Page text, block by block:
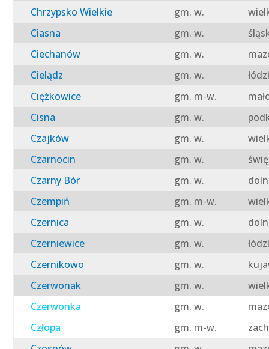
Chrzypsko Wielkie
gm. w.
Ciasna
gm. w.
Ciechanów
gm. w.
Cielądz
gm. w.
Ciężkowice
gm. m-w.
Cisna
gm. w.
Czajków
gm. w.
Czarnocin
gm. w.
Czarny Bór
gm. w.
Czempiń
gm. m-w.
Czernica
gm. w.
Czerniewice
gm. w.
Czernikowo
gm. w.
Czerwonak
gm. w.
Czerwonka
gm. w.
Człopa
gm. m-w.